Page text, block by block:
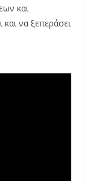
και
να ξεπεράσει